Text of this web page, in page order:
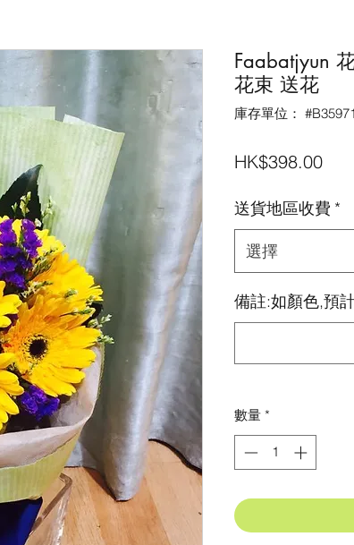
Faabatjyun
花束 送花
庫存單位：
HK$398.00價
送貨地區收費 *
選擇
備註:如顏色,預
數量 *